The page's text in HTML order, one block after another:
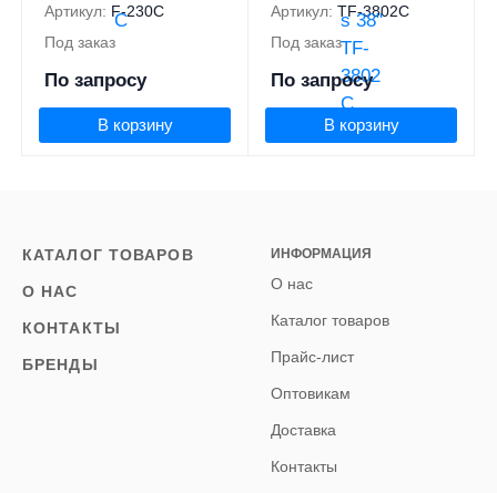
Артикул: F-230C
Под заказ
По запросу
В корзину
Артикул: TF-3802C
Под заказ
По запросу
В корзину
КАТАЛОГ ТОВАРОВ
О НАС
КОНТАКТЫ
БРЕНДЫ
ИНФОРМАЦИЯ
О нас
Каталог товаров
Прайс-лист
Оптовикам
Доставка
Контакты